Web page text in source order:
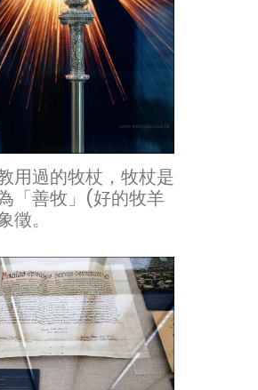
用過的牧杖，牧杖是
「善牧」(好的牧羊
徵。